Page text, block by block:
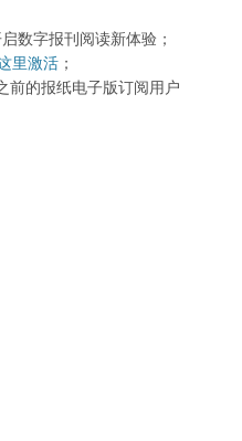
启数字报刊阅读新体验；
里激活 ；
前的报纸电子版订阅用户